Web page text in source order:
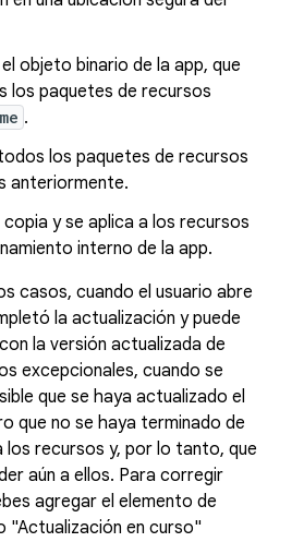
objeto binario de la app, que
los paquetes de recursos
.
los paquetes de recursos
anteriormente.
copia y se aplica a los recursos
interno de la app.
casos, cuando el usuario abre
la actualización y puede
la versión actualizada de
excepcionales, cuando se
que se haya actualizado el
que no se haya terminado de
los recursos y, por lo tanto, que
aún a ellos. Para corregir
agregar el elemento de
"Actualización en curso"